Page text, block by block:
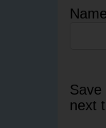
next